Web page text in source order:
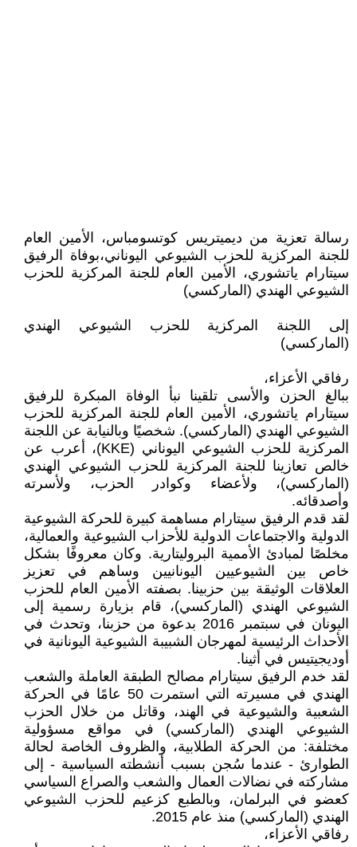
رسالة تعزية من ديميتريس كوتسومباس، الأمين العام
للجنة المركزية للحزب الشيوعي اليوناني،بوفاة الرفيق
سيتارام ياتشوري، الأمين العام للجنة المركزية للحزب
الشيوعي الهندي (الماركسي)
إلى اللجنة المركزية للحزب الشيوعي الهندي
(الماركسي)
رفاقي الأعزاء،
ببالغ الحزن والأسى تلقينا نبأ الوفاة المبكرة للرفيق
سيتارام ياتشوري، الأمين العام للجنة المركزية للحزب
الشيوعي الهندي (الماركسي). شخصيًا وبالنيابة عن اللجنة
المركزية للحزب الشيوعي اليوناني (KKE)، أعرب عن
خالص تعازينا للجنة المركزية للحزب الشيوعي الهندي
(الماركسي)، ولأعضاء وكوادر الحزب، ولأسرته
وأصدقائه.
لقد قدم الرفيق سيتارام مساهمة كبيرة للحركة الشيوعية
الدولية والاجتماعات الدولية للأحزاب الشيوعية والعمالية،
مخلصًا لمبادئ الأممية البروليتارية. وكان معروفًا بشكل
خاص بين الشيوعيين اليونانيين وساهم في تعزيز
العلاقات الوثيقة بين حزبينا. بصفته الأمين العام للحزب
الشيوعي الهندي (الماركسي)، قام بزيارة رسمية إلى
اليونان في سبتمبر 2016 بدعوة من حزبنا، وتحدث في
الأحداث الرئيسية لمهرجان الشبيبة الشيوعية اليونانية في
أوديجيتيس في أثينا.
لقد خدم الرفيق سيتارام مصالح الطبقة العاملة والشعب
الهندي في مسيرته التي استمرت 50 عامًا في الحركة
الشعبية والشيوعية في الهند، وقاتل من خلال الحزب
الشيوعي الهندي (الماركسي) في مواقع مسؤولية
مختلفة: من الحركة الطلابية، والظروف الخاصة لحالة
الطوارئ - عندما سُجن بسبب أنشطته السياسية - إلى
مشاركته في نضالات العمال والشعب والصراع السياسي
كعضو في البرلمان، وبالطبع كزعيم للحزب الشيوعي
الهندي (الماركسي) منذ عام 2015.
رفاقي الأعزاء،